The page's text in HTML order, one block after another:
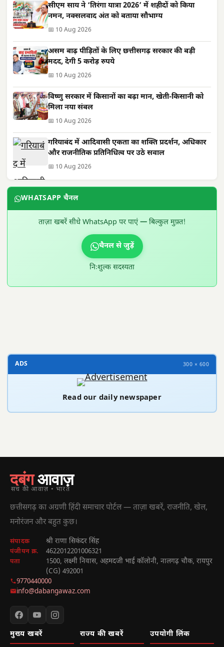
सीएम साय ने ‘तिरंगा यात्रा 2026’ में शहीदों को किया
नमन, नक्सलवाद अंत को बताया सौभाग्य
📅 10 Aug 2026
असम बाढ़ पीड़ितों के लिए छत्तीसगढ़ सरकार की बड़ी
मदद, देगी 5 करोड़ रुपये
📅 10 Aug 2026
विष्णु सरकार में किसानों का बढ़ा मान, खेती-किसानी को
मिला नया संबल
📅 10 Aug 2026
गरियाबंद में आदिवासी एकता का शक्ति प्रदर्शन, अधिकार
और राजनीतिक प्रतिनिधित्व पर उठे सवाल
📅 10 Aug 2026
WHATSAPP चैनल
ताज़ा खबरें सीधे WhatsApp पर पाएं — बिल्कुल मुफ़्त!
चैनल से जुड़ें
निःशुल्क सदस्यता
ADS 300 × 600
Read our daily newspaper
दबंगआवाज़
सच की आवाज़ • भारत
छत्तीसगढ़ का अग्रणी हिंदी समाचार पोर्टल — ताज़ा खबरें, राजनीति, खेल,
मनोरंजन और बहुत कुछ।
संपादक श्री राणा सिकंदर सिंह
पंजीयन क्र. 4622012201006321
पता
1500, लक्ष्मी निवास, अहमदजी भाई कॉलोनी, नालगढ़ चौक, रायपुर
(CG) 492001
9770440000
info@dabangawaz.com
मुख्य खबरें राज्य की खबरें उपयोगी लिंक